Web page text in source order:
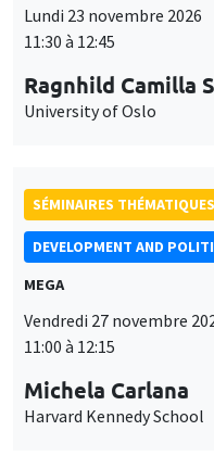
11:30 à 12:45
University of Oslo
SÉMINAIRES THÉMATIQUES
DEVELOPMENT AND
MEGA
11:00 à 12:15
Harvard Kennedy School